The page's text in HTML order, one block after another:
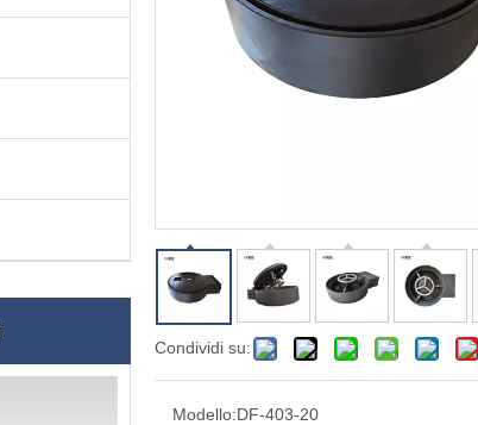
Condividi su:
Modello:DF-403-20